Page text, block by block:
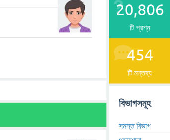
20,806
টি প্রশ্ন
454
টি মন্তব্য
বিভাগসমূহ
সমস্ত বিভাগ